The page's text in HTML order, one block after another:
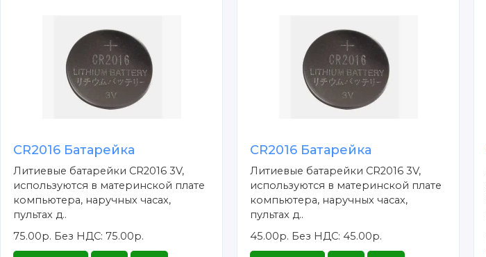
CR2016 Батарейка
Литиевые батарейки CR2016 3V,
используются в материнской плате
компьютера, наручных часах,
пультах д..
75.00р. Без НДС: 75.00р.
CR2016 Батарейка
Литиевые батарейки CR2016 3V,
используются в материнской плате
компьютера, наручных часах,
пультах д..
45.00р. Без НДС: 45.00р.